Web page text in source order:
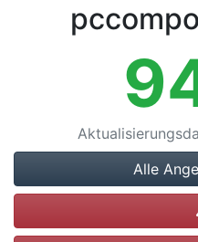
Alle